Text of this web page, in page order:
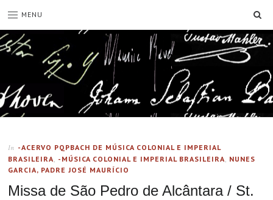
MENU
In -ACERVO PQPBACH DE MÚSICA COLONIAL E IMPERIAL
BRASILEIRA, -MÚSICA COLONIAL E IMPERIAL BRASILEIRA, NUNES
GARCIA, PADRE JOSÉ MAURÍCIO
Missa de São Pedro de Alcântara / St.